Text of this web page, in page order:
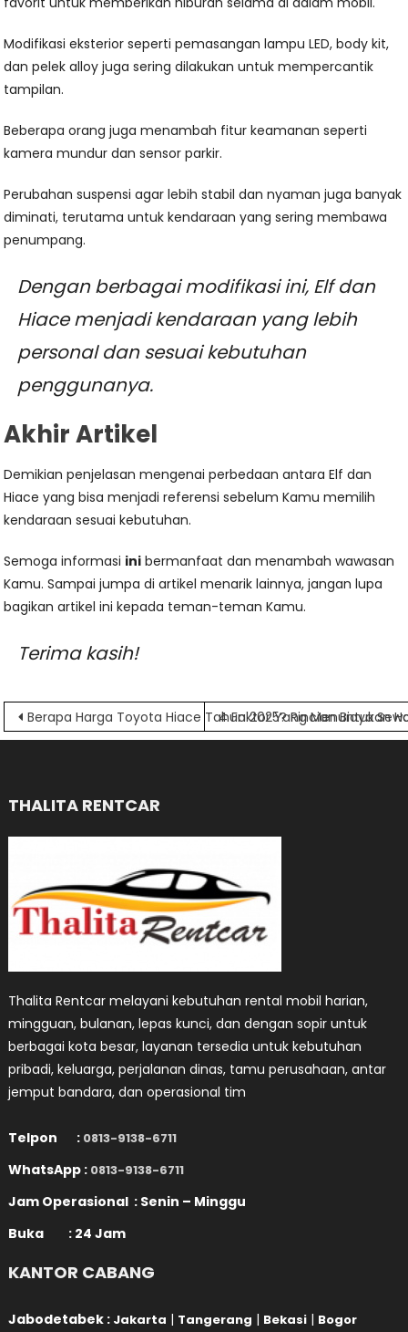
Modifikasi eksterior seperti pemasangan lampu LED, body kit,
dan pelek alloy juga sering dilakukan untuk mempercantik
tampilan.
Beberapa orang juga menambah fitur keamanan seperti
kamera mundur dan sensor parkir.
Perubahan suspensi agar lebih stabil dan nyaman juga banyak
diminati, terutama untuk kendaraan yang sering membawa
penumpang.
Dengan berbagai modifikasi ini, Elf dan
Hiace menjadi kendaraan yang lebih
personal dan sesuai kebutuhan
penggunanya.
Akhir Artikel
Demikian penjelasan mengenai perbedaan antara Elf dan
Hiace yang bisa menjadi referensi sebelum Kamu memilih
kendaraan sesuai kebutuhan.
Semoga informasi ini bermanfaat dan menambah wawasan
Kamu. Sampai jumpa di artikel menarik lainnya, jangan lupa
bagikan artikel ini kepada teman-teman Kamu.
Terima kasih!
Navigasi
pos
Berapa Harga Toyota Hiace Tahun 2025? Rincian Biaya
4 Faktor Yang Menuntukan
THALITA RENTCAR
Thalita Rentcar melayani kebutuhan rental mobil harian,
mingguan, bulanan, lepas kunci, dan dengan sopir untuk
berbagai kota besar, layanan tersedia untuk kebutuhan
pribadi, keluarga, perjalanan dinas, tamu perusahaan, antar
jemput bandara, dan operasional tim
Telpon : 0813-9138-6711
WhatsApp : 0813-9138-6711
Jam Operasional : Senin – Minggu
Buka : 24 Jam
KANTOR CABANG
Jabodetabek : Jakarta | Tangerang | Bekasi | Bogor